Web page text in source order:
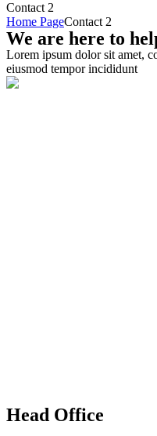
Contact 2
Home PageContact 2
We are here to
Lorem ipsum dolor sit amet,
eiusmod tempor incididunt
Head Office